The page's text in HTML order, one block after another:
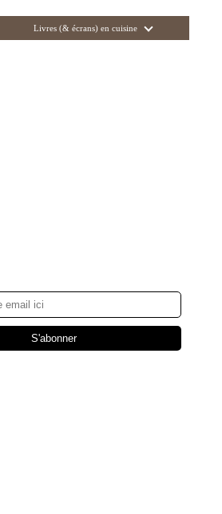
Livres (& écrans) en cuisine